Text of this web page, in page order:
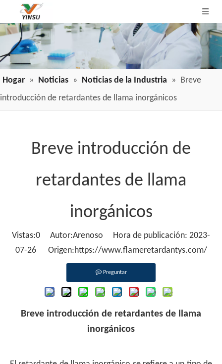
Hogar » Noticias » Noticias de la Industria » Breve
introducción de retardantes de llama inorgánicos
Breve introducción de
retardantes de llama
inorgánicos
Vistas:0 Autor:Arenoso Hora de publicación: 2023-
07-26 Origen:https://www.flameretardantys.com/
Preguntar
Breve introducción de retardantes de llama
inorgánicos